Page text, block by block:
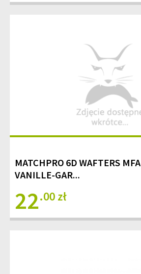
MATCHPRO 6D WAFTERS MFA
VANILLE-GAR...
22.00 zł